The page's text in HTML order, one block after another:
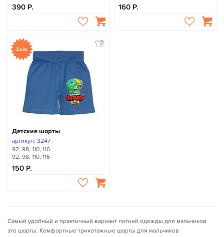
390 160
Sale
Детские шорты
артикул: 3247
92, 98, 110, 116
92, 98, 110, 116
150
Самый удобный и практичный вариант летней одежды для мальчиков
это шорты. Комфортные трикотажные шорты для мальчиков